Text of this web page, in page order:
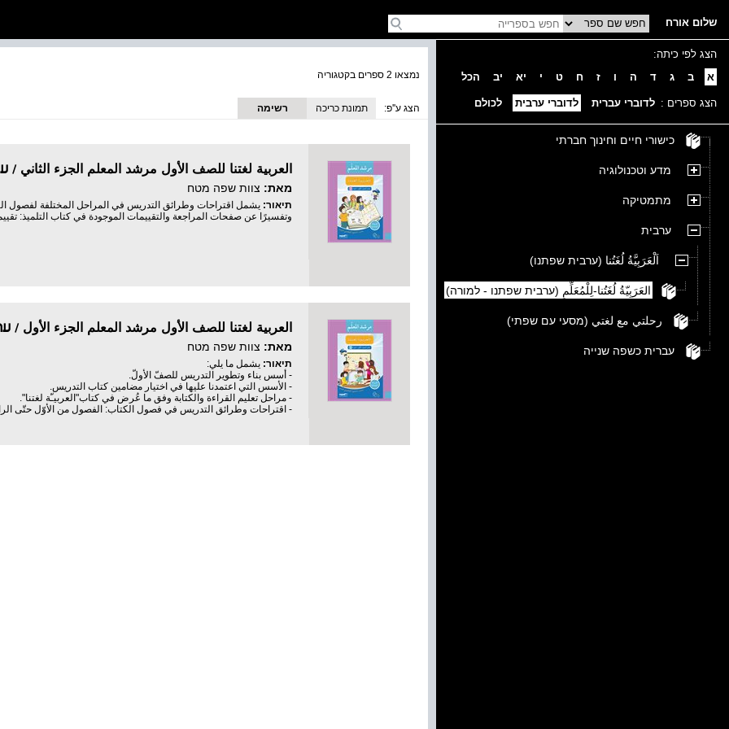
שלום אורח
הצג לפי כיתה:
א
ב ג ד ה ו ז ח ט י יא יב הכל
הצג ספרים : לדוברי עברית לדוברי ערבית לכולם
כישורי חיים וחינוך חברתי
מדע וטכנולוגיה
מתמטיקה
ערבית
اَلْعَرَبِيَّةُ لُغَتُنا (ערבית שפתנו)
العَرَبِيّةُ لُغَتُنا-لِلْمُعَلِّمِ (ערבית שפתנו - למורה)
رحلتي مع لغتي (מסעי עם שפתי)
עברית כשפה שנייה
נמצאו 2 ספרים בקטגוריה
הצג ע''פ: תמונת כריכה רשימה
מאת: צוות שפה מטח
תיאור: يشمل اقتراحات وطرائق التدريس في المراحل المختلفة
وتفسيرًا عن صفحات المراجعة والتقييمات الموجودة في كتاب التلميذ:
מאת: צוות שפה מטח
תיאור: يشمل ما يلي:
- أسس بناء وتطوير التدريس للصفّ الأولّ.
- الأسس التي اعتمدنا عليها في اختيار مضامين كتاب التدريس.
- مراحل تعليم القراءة والكتابة وفق ما عُرض في كتاب"العربيـّة لغتنا".
- اقتراحات وطرائق التدريس في فصول الكتاب: الفصول من الأوّل حتّى